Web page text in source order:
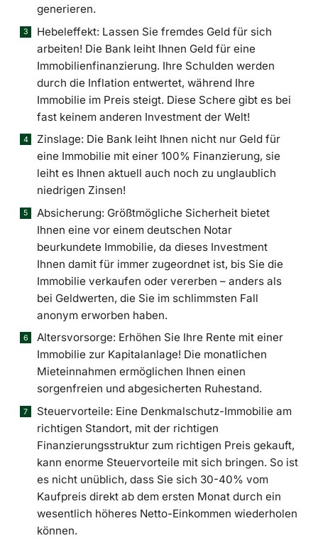
generieren.
Hebeleffekt: Lassen Sie fremdes Geld für sich
arbeiten! Die Bank leiht Ihnen Geld für eine
Immobilienfinanzierung. Ihre Schulden werden
durch die Inflation entwertet, während Ihre
Immobilie im Preis steigt. Diese Schere gibt es bei
fast keinem anderen Investment der Welt!
Zinslage: Die Bank leiht Ihnen nicht nur Geld für
eine Immobilie mit einer 100% Finanzierung, sie
leiht es Ihnen aktuell auch noch zu unglaublich
niedrigen Zinsen!
Absicherung: Größtmögliche Sicherheit bietet
Ihnen eine vor einem deutschen Notar
beurkundete Immobilie, da dieses Investment
Ihnen damit für immer zugeordnet ist, bis Sie die
Immobilie verkaufen oder vererben – anders als
bei Geldwerten, die Sie im schlimmsten Fall
anonym erworben haben.
Altersvorsorge: Erhöhen Sie Ihre Rente mit einer
Immobilie zur Kapitalanlage! Die monatlichen
Mieteinnahmen ermöglichen Ihnen einen
sorgenfreien und abgesicherten Ruhestand.
Steuervorteile: Eine Denkmalschutz-Immobilie am
richtigen Standort, mit der richtigen
Finanzierungsstruktur zum richtigen Preis gekauft,
kann enorme Steuervorteile mit sich bringen. So ist
es nicht unüblich, dass Sie sich 30-40% vom
Kaufpreis direkt ab dem ersten Monat durch ein
wesentlich höheres Netto-Einkommen wiederholen
können.